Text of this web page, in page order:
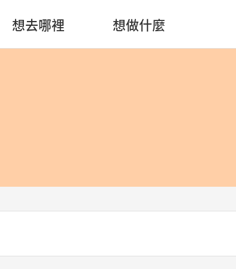
想去哪裡 想做什麼